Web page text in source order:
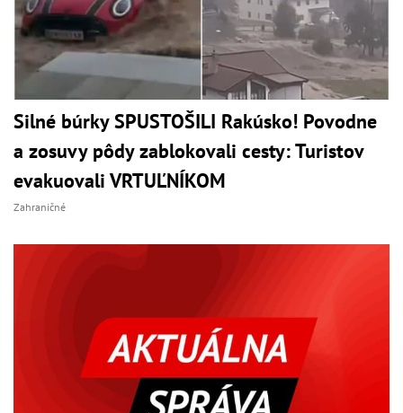
Silné búrky SPUSTOŠILI Rakúsko! Povodne
a zosuvy pôdy zablokovali cesty: Turistov
evakuovali VRTUĽNÍKOM
Zahraničné